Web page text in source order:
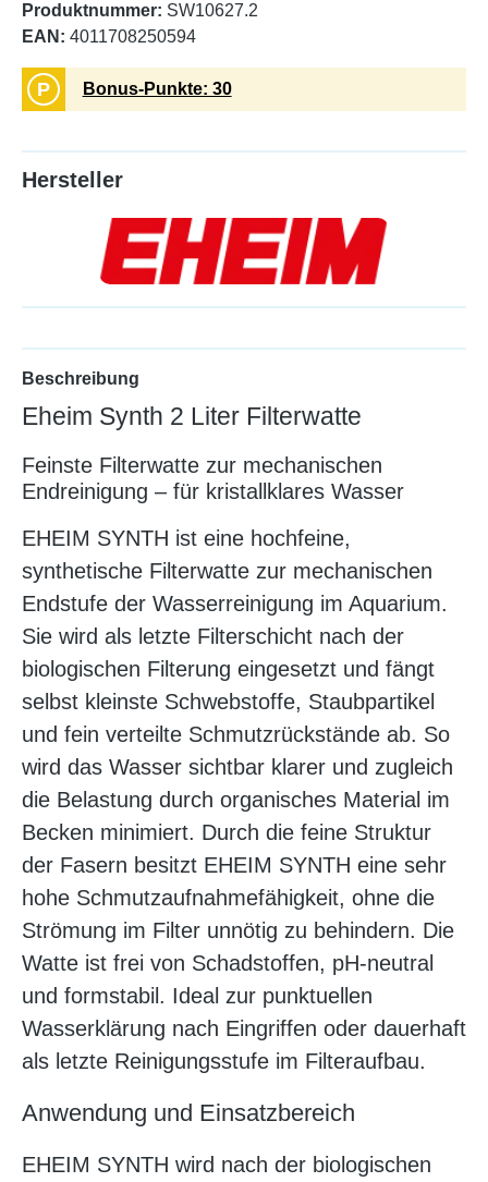
Produktnummer: SW10627.2
EAN: 4011708250594
P Bonus-Punkte: 30
Hersteller
Beschreibung
Eheim Synth 2 Liter Filterwatte
Feinste Filterwatte zur mechanischen
Endreinigung – für kristallklares Wasser
EHEIM SYNTH ist eine hochfeine,
synthetische Filterwatte zur mechanischen
Endstufe der Wasserreinigung im Aquarium.
Sie wird als letzte Filterschicht nach der
biologischen Filterung eingesetzt und fängt
selbst kleinste Schwebstoffe, Staubpartikel
und fein verteilte Schmutzrückstände ab. So
wird das Wasser sichtbar klarer und zugleich
die Belastung durch organisches Material im
Becken minimiert. Durch die feine Struktur
der Fasern besitzt EHEIM SYNTH eine sehr
hohe Schmutzaufnahmefähigkeit, ohne die
Strömung im Filter unnötig zu behindern. Die
Watte ist frei von Schadstoffen, pH-neutral
und formstabil. Ideal zur punktuellen
Wasserklärung nach Eingriffen oder dauerhaft
als letzte Reinigungsstufe im Filteraufbau.
Anwendung und Einsatzbereich
EHEIM SYNTH wird nach der biologischen